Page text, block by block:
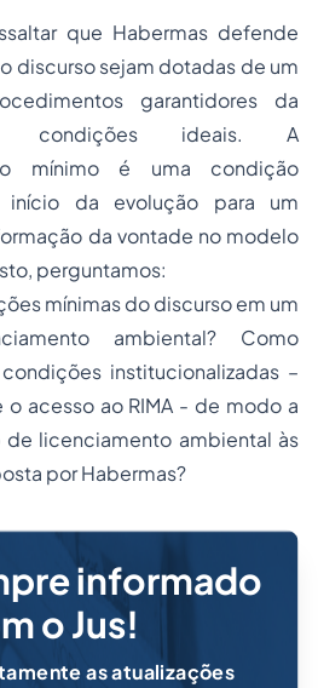
que Habermas defende
discurso sejam dotadas de um
garantidores da
condições ideais. A
mínimo é uma condição
início da evolução para um
da vontade no modelo
perguntamos:
mínimas do discurso em um
ambiental? Como
institucionalizadas –
acesso ao RIMA - de modo a
de licenciamento ambiental às
por Habermas?
informado
o Jus!
as atualizações